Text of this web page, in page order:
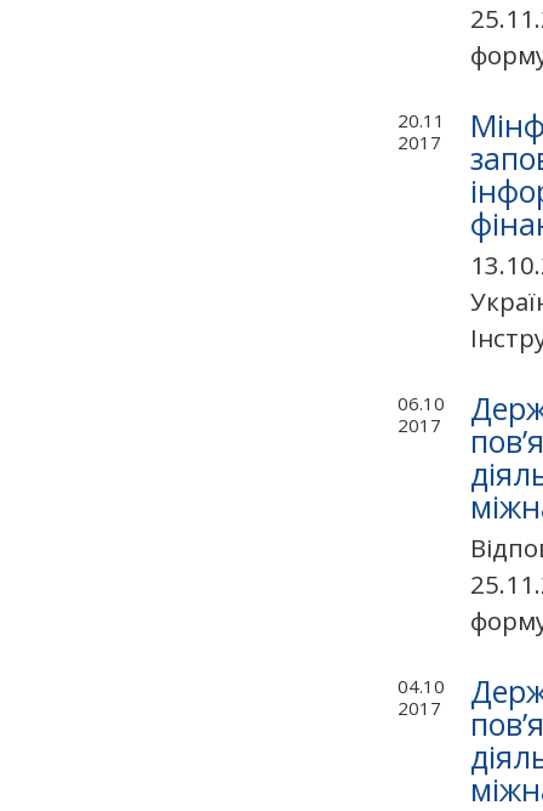
20.11
2017
06.10
2017
04.10
2017